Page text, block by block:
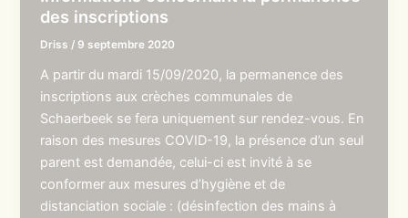
des inscriptions
Driss / 9 septembre 2020
A partir du mardi 15/09/2020, la permanence des
inscriptions aux crèches communales de
Schaerbeek se fera uniquement sur rendez-vous. En
raison des mesures COVID-19, la présence d’un seul
parent est demandée, celui-ci est invité à se
conformer aux mesures d’hygiène et de
distanciation sociale : (désinfection des mains à